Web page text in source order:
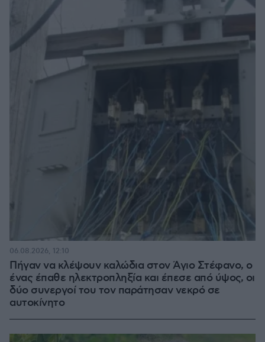
Πήγαν να κλέψουν καλώδια στον Άγιο Στέφανο, ο
ένας έπαθε ηλεκτροπληξία και έπεσε από ύψος, οι
δύο συνεργοί του τον παράτησαν νεκρό σε
αυτοκίνητο
06.08.2026, 12:10